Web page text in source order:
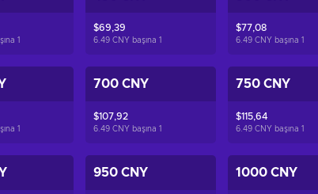
1
$69,39
6.49 CNY başına1
$77,08
6.49 CNY başına1
1
700 CNY
$107,92
6.49 CNY başına1
750 CNY
$115,64
6.49 CNY başına1
950 CNY 1000 CNY